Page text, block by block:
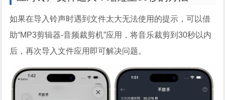
如果在导入铃声时遇到文件太大无法使用的提示，可以借
助“MP3剪辑器-音频裁剪机”应用，将音乐裁剪到30秒以内
后，再次导入文件应用即可解决问题。